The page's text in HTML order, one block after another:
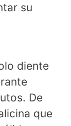
su
diente
De
que